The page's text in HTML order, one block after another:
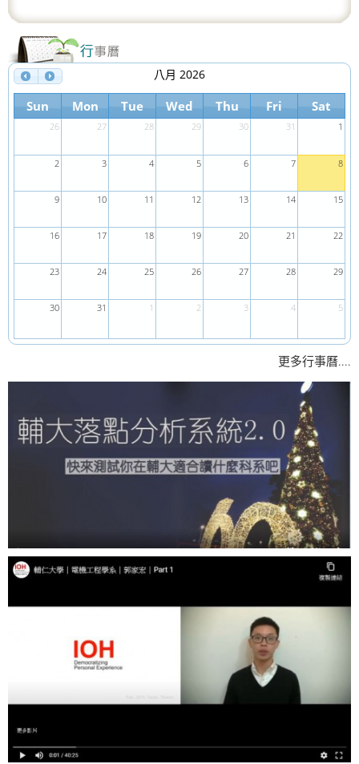
八月 2026
Sun Mon Tue Wed Thu Fri Sat
26 27 28 29 30 31 1
2 3 4 5 6 7 8
9 10 11 12 13 14 15
16 17 18 19 20 21 22
23 24 25 26 27 28 29
30 31 1 2 3 4 5
更多行事曆....